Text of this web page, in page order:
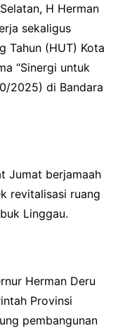
H Herman
sekaligus
Tahun (HUT) Kota
“Sinergi untuk
2025) di Bandara
Jumat berjamaah
revitalisasi ruang
Linggau.
Herman Deru
Provinsi
pembangunan